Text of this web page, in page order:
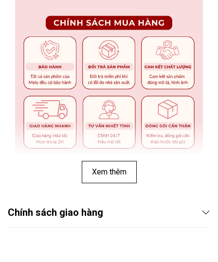
Xem thêm
Chính sách giao hàng